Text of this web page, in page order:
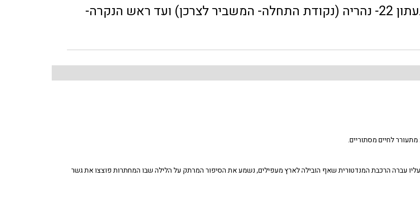
שדרות הגעתון 22- נהריה (נקודת התחלה- המשביר לצרכן) ועד ראש הנקרה-
לחיים מסתוריים.
עברה הרכבת המנדטורית שאף הובילה לארץ מעפילים, נשמע את הסיפור המרתק על הלילה שבו המחתרות פוצצו את גשר